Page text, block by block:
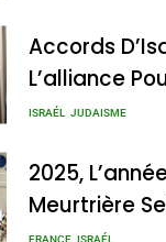
Accords
L’alliance
S’étendre À
2025,
Meurtrière
Rapport D’ADL